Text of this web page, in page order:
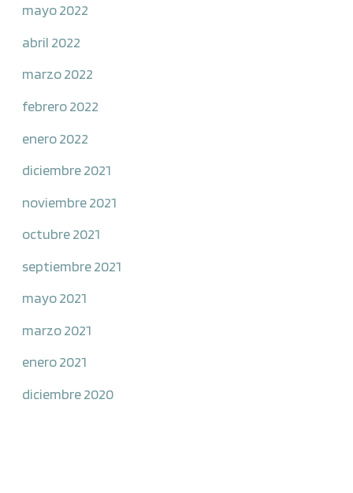
mayo 2022
abril 2022
marzo 2022
febrero 2022
enero 2022
diciembre 2021
noviembre 2021
octubre 2021
septiembre 2021
mayo 2021
marzo 2021
enero 2021
diciembre 2020